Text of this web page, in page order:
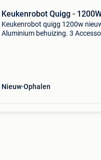
Keukenrobot Quigg -
Keukenrobot quigg 1200w
Aluminium behuizing. 3
Nieuw Ophalen